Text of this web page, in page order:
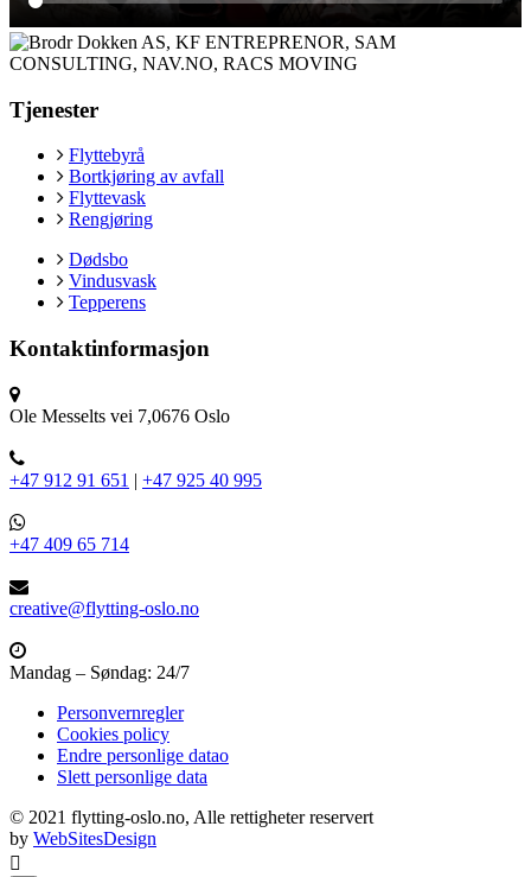
Tjenester
Flyttebyrå
Bortkjøring av avfall
Flyttevask
Rengjøring
Dødsbo
Vindusvask
Tepperens
Kontaktinformasjon
Ole Messelts vei 7,0676 Oslo
+47 912 91 651 | +47 925 40 995
+47 409 65 714
creative@flytting-oslo.no
Mandag – Søndag: 24/7
Personvernregler
Cookies policy
Endre personlige datao
Slett personlige data
© 2021 flytting-oslo.no, Alle rettigheter reservert
by WebSitesDesign